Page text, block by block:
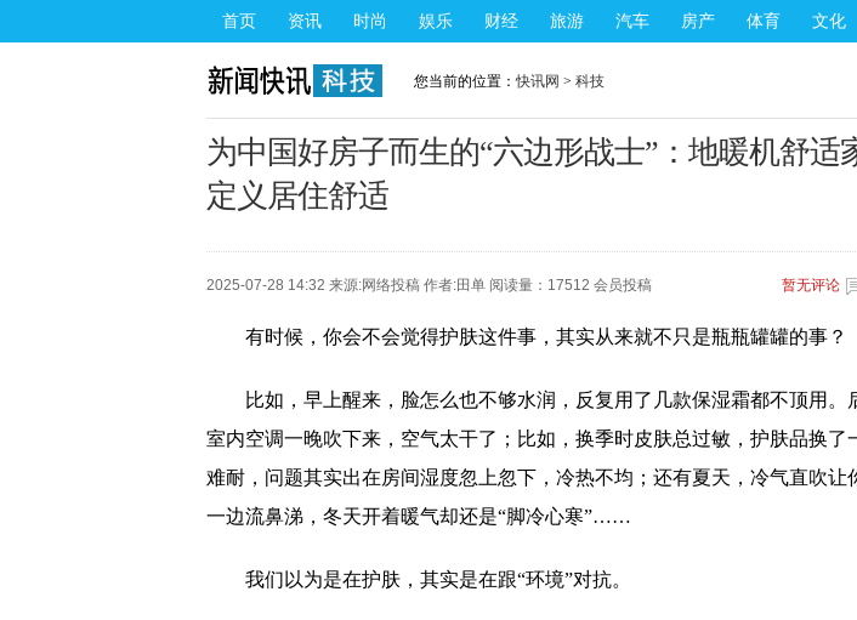
首页 资讯 时尚 娱乐 财经 旅游 汽车 房产 体育 文化
您当前的位置：快讯网 > 科技
为中国好房子而生的“六边形战士”：地暖机舒适
定义居住舒适
2025-07-28 14:32 来源:网络投稿 作者:田单 阅读量：17512 会员投稿 暂无评论
有时候，你会不会觉得护肤这件事，其实从来就不只是瓶瓶罐罐的事？
比如，早上醒来，脸怎么也不够水润，反复用了几款保湿霜都不顶用。
室内空调一晚吹下来，空气太干了；比如，换季时皮肤总过敏，护肤品换了
难耐，问题其实出在房间湿度忽上忽下，冷热不均；还有夏天，冷气直吹让
一边流鼻涕，冬天开着暖气却还是“脚冷心寒”……
我们以为是在护肤，其实是在跟“环境”对抗。